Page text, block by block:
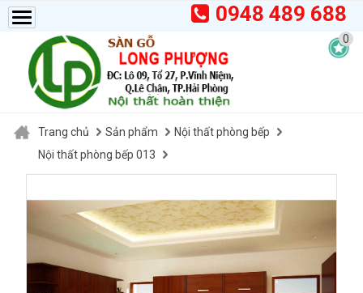
0948 489 688
0
Trang chủ Sản phẩm
Nội thất phòng bếp
Nội thất phòng bếp 013